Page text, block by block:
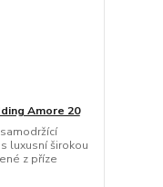
Amore 20
luxusní širokou
z příze